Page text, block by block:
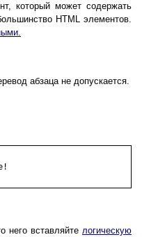
который может содержать
HTML элементов.
абзаца не допускается.
него вставляйте логическую